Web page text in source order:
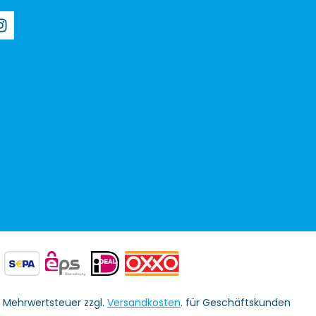
Mehrwertsteuer zzgl. Versandkosten. für Geschäftskunden